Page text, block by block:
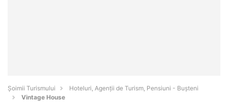
Șoimii Turismului
Hoteluri, Agenții de Turism, Pensiuni - Buşteni
Vintage House